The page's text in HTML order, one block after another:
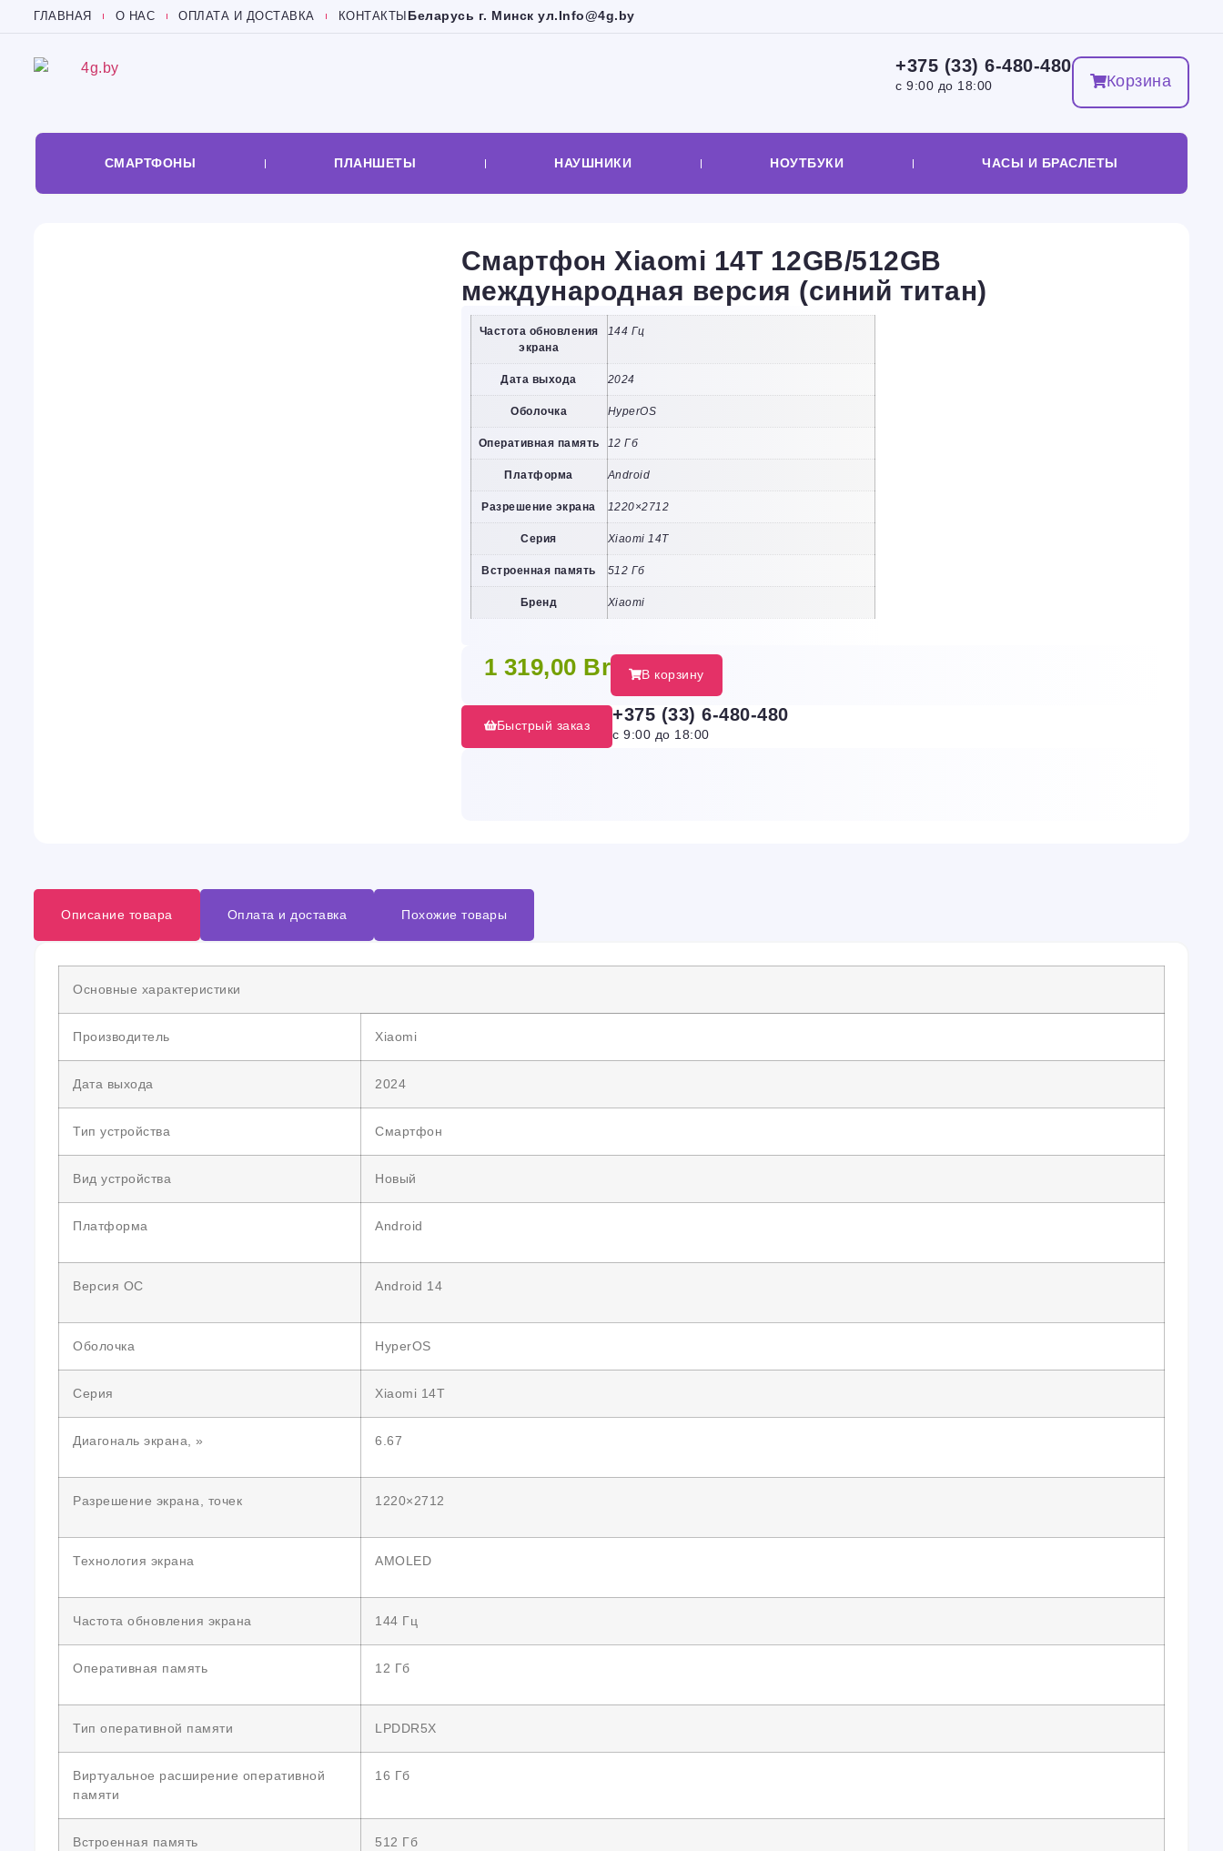
ГЛАВНАЯ О НАС ОПЛАТА И ДОСТАВКА КОНТАКТЫ Беларусь г. Минск ул.Info@4g.by
+375 (33) 6-480-480
с 9:00 до 18:00 Корзина
СМАРТФОНЫ ПЛАНШЕТЫ НАУШНИКИ НОУТБУКИ ЧАСЫ И БРАСЛЕТЫ
Смартфон Xiaomi 14T 12GB/512GB
международная версия (синий титан)
Частота обновления
экрана
144 Гц
Дата выхода 2024
Оболочка HyperOS
Оперативная память 12 Гб
Платформа Android
Разрешение экрана 1220×2712
Серия Xiaomi 14T
Встроенная память 512 Гб
Бренд Xiaomi
1 319,00 Br В корзину
Быстрый заказ
+375 (33) 6-480-480
с 9:00 до 18:00
Описание товара Оплата и доставка Похожие товары
Основные характеристики
Производитель Xiaomi
Дата выхода 2024
Тип устройства Смартфон
Вид устройства Новый
Платформа Android
Версия ОС Android 14
Оболочка HyperOS
Серия Xiaomi 14T
Диагональ экрана, » 6.67
Разрешение экрана, точек 1220×2712
Технология экрана AMOLED
Частота обновления экрана 144 Гц
Оперативная память 12 Гб
Тип оперативной памяти LPDDR5X
Виртуальное расширение оперативной
памяти
16 Гб
Встроенная память 512 Гб